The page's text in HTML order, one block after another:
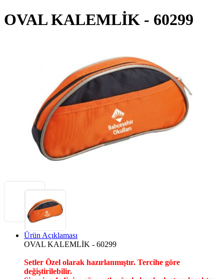
OVAL KALEMLİK - 60299
Ürün Açıklaması
OVAL KALEMLİK - 60299
Setler Özel olarak hazırlanmıştır. Tercihe göre
değiştirilebilir.